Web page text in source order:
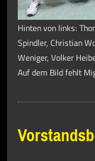
Hinten von links:
Spindler, Christian
Weniger, Volker
Auf dem Bild fehlt